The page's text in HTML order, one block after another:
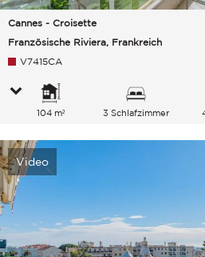
Cannes - Croisette
Französische Riviera, Frankreich
V7415CA
104 m² 3 Schlafzimmer
Video